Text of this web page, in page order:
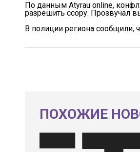
По данным Atyrau online,
разрешить ссору. Прозвучал
В полиции региона сообщили,
ПОХОЖИЕ